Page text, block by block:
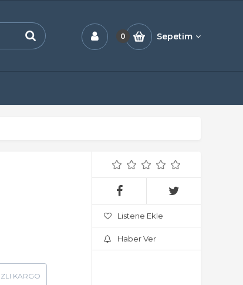
0 Sepetim
Listene Ekle
Haber Ver